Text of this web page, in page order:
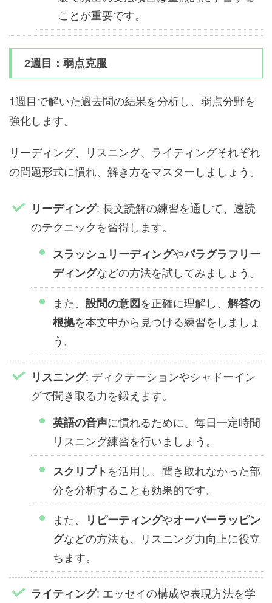
ことが重要です。
2週目：弱点克服
1週目で解いた過去問の結果を分析し、弱点分野を
強化します。
リーディング、リスニング、ライティングそれぞれ
の問題形式に慣れ、解き方をマスターしましょう。
リーディング: 長文読解の練習を通して、速読
のテクニックを習得します。
スラッシュリーディングやパラグラフリー
ディングなどの方法を試してみましょう。
また、 設問の意図を正確に理解し、 解答の
根拠を本文中から見つける練習をしましょ
う。
リスニング: ディクテーションやシャドーイン
グで聞き取る力を鍛えます。
英語の音声に慣れるために、毎日一定時間
リスニング練習を行いましょう。
スクリプトを活用し、聞き取れなかった部
分を分析することも効果的です。
また、
リピーティングやオーバーラッピン
グなどの方法も、リスニング力向上に役立
ちます。
ライティング: エッセイの構成や表現方法を学